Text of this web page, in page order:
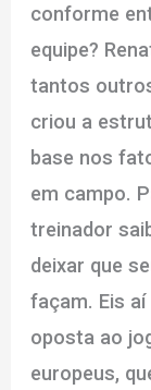
conforme
equipe?
tantos
criou a
base nos
em campo.
treinador
deixar que
façam. Eis
oposta ao
europeus,